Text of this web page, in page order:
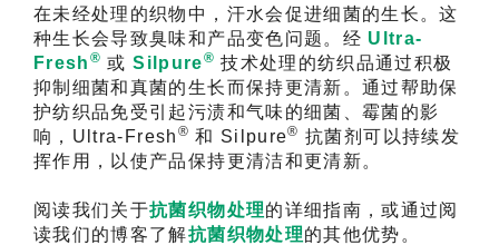
在未经处理的织物中，汗水会促进细菌的生长。这
种生长会导致臭味和产品变色问题。经 Ultra-
Fresh ® 或Silpure® 技术处理的纺织品通过积极
抑制细菌和真菌的生长而保持更清新。通过帮助保
护纺织品免受引起污渍和气味的细菌、霉菌的影
响，Ultra-Fresh ® 和 Silpure® 抗菌剂可以持续发
挥作用，以使产品保持更清洁和更清新。
阅读我们关于抗菌织物处理的详细指南，或通过阅
读我们的博客了解抗菌织物处理的其他优势。